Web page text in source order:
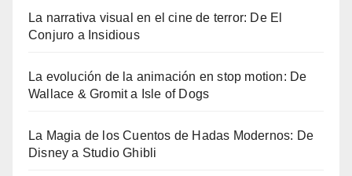
La narrativa visual en el cine de terror: De El
Conjuro a Insidious
La evolución de la animación en stop motion: De
Wallace & Gromit a Isle of Dogs
La Magia de los Cuentos de Hadas Modernos: De
Disney a Studio Ghibli